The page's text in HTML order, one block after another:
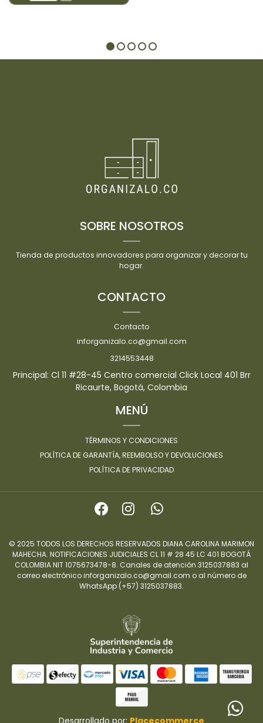
SOBRE NOSOTROS
Tienda de productos innovadores para organizar y decorar tu
hogar.
CONTACTO
Contacto
inforganizalo.co@gmail.com
3214553448
Principal: Cl 11 #28-45 Centro comercial Click Local 401 Brr
Ricaurte, Bogotá, Colombia
MENÚ
TÉRMINOS Y CONDICIONES
POLÍTICA DE GARANTÍA, REEMBOLSO Y DEVOLUCIONES
POLÍTICA DE PRIVACIDAD
© 2025 TODOS LOS DERECHOS RESERVADOS DIANA CAROLINA MARIMON
MAHECHA. NOTIFICACIONES JUDICIALES CL 11 # 28 45 LC 401 BOGOTÁ
COLOMBIA NIT 1075673478-8. Canales de atención 3125037883 al
correo electrónico inforganizalo.co@gmail.com o al número de
WhatsApp (+57) 3125037883.